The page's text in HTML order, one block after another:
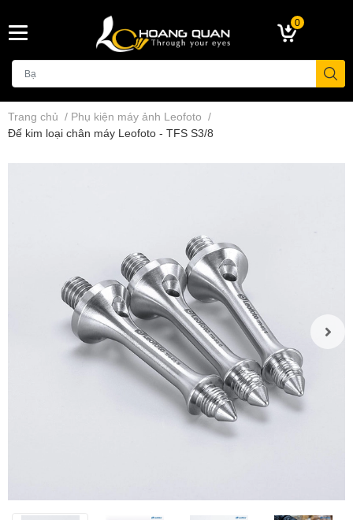
0
Trang chủ / Phụ kiện máy ảnh Leofoto /
Đế kim loại chân máy Leofoto - TFS S3/8